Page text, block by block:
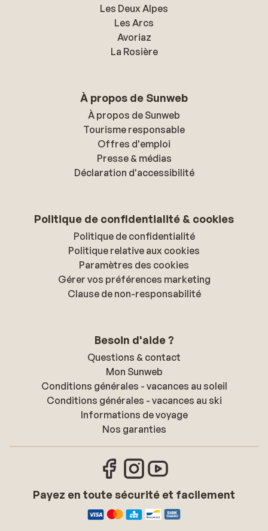
Les Deux Alpes
Les Arcs
Avoriaz
La Rosière
À propos de Sunweb
À propos de Sunweb
Tourisme responsable
Offres d'emploi
Presse & médias
Déclaration d'accessibilité
Politique de confidentialité & cookies
Politique de confidentialité
Politique relative aux cookies
Paramètres des cookies
Gérer vos préférences marketing
Clause de non-responsabilité
Besoin d'aide ?
Questions & contact
Mon Sunweb
Conditions générales - vacances au soleil
Conditions générales - vacances au ski
Informations de voyage
Nos garanties
Payez en toute sécurité et facilement